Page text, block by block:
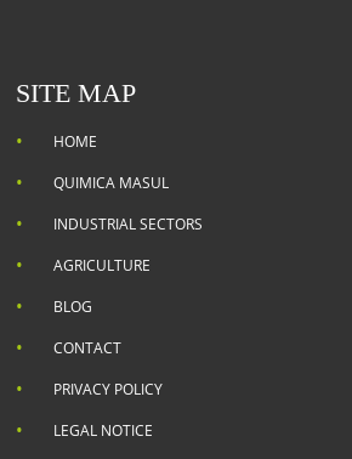
SITE MAP
HOME
QUIMICA MASUL
INDUSTRIAL SECTORS
AGRICULTURE
BLOG
CONTACT
PRIVACY POLICY
LEGAL NOTICE